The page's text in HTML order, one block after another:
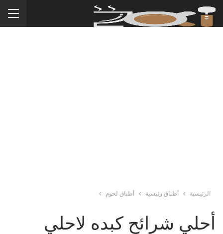
الرئيسية أطباق رئيسية أطباق لحوم
أحلي شرائح كبده لاحلي